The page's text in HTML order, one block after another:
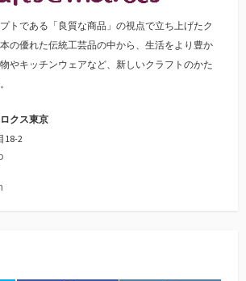
トである「良質な商品」の視点で立ち上げたク
の優れた伝統工芸品の中から、生活をより豊か
やキッチンウェアなど、新しいクラフトのかた
クス東京
18-2